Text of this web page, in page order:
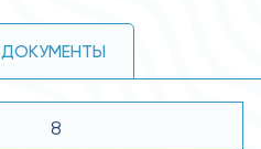
ДОКУМЕНТЫ
8